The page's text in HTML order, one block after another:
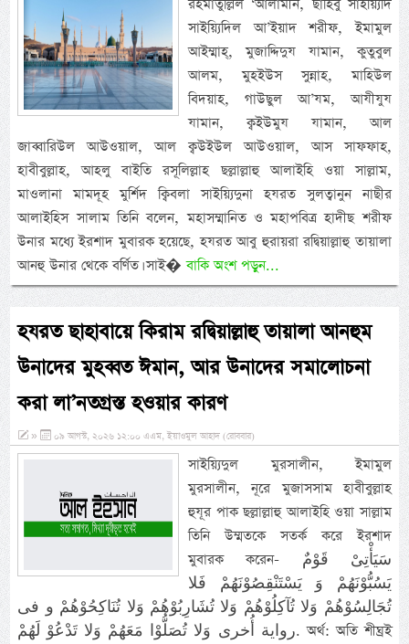
রহমাতুল্লিল ‘আলামীন, ছাহিবু সাইয়্যিদি
সাইয়্যিদিল আ’ইয়াদ শরীফ, ইমামুল
আইম্মাহ্, মুজাদ্দিদুয যামান, কুতুবুল
আলম, মুহইউস সুন্নাহ, মাহিউল
বিদয়াহ, গাউছুল আ’যম, আযীযুয
যামান, ক্বইউমুয যামান, আল
জাব্বারিউল আউওয়াল, আল ক্বউইউল আউওয়াল, আস সাফফাহ,
হাবীবুল্লাহ, আহলু বাইতি রসূলিল্লাহ ছল্লাল্লাহু আলাইহি ওয়া সাল্লাম,
মাওলানা মামদূহ মুর্শিদ ক্বিবলা সাইয়্যিদুনা হযরত সুলত্বানুন নাছীর
আলাইহিস সালাম তিনি বলেন, মহাসম্মানিত ও মহাপবিত্র হাদীছ শরীফ
উনার মধ্যে ইরশাদ মুবারক হয়েছে, হযরত আবু হুরায়রা রদ্বিয়াল্লাহু তায়ালা
আনহু উনার থেকে বর্ণিত। সাই�বাকি অংশ পড়ুন...
হযরত ছাহাবায়ে কিরাম রদ্বিয়াল্লাহু তায়ালা আনহুম
উনাদের মুহব্বত ঈমান, আর উনাদের সমালোচনা
করা লা’নতগ্রস্ত হওয়ার কারণ
» ০৯ আগস্ট, ২০২৬ ১২:০০ এএম, ইয়াওমুল আহাদ (রোববার)
সাইয়্যিদুল মুরসালীন, ইমামুল
মুরসালীন, নূরে মুজাসসাম হাবীবুল্লাহ
হুযূর পাক ছল্লাল্লাহু আলাইহি ওয়া সাল্লাম
তিনি উম্মতকে সতর্ক করে ইরশাদ
মুবারক করেন- سَيَأْتِىْ قَوْمٌ
يَسُبُّوْنَهُمْ وَ يَسْتَنْقِصُوْنَهُمْ فَلا
تُجَالِسُوْهُمْ وَلا تُآكِلُوْهُمْ وَلا تُشَارِبُوْهُمْ وَلا تُنَاكِحُوْهُمْ و فى
رواية أُخرى وَلا تُصَلُّوْا مَعَهُمْ وَلا تَدْعُوْ لَهُمْ. অর্থ: অতি শীঘ্রই